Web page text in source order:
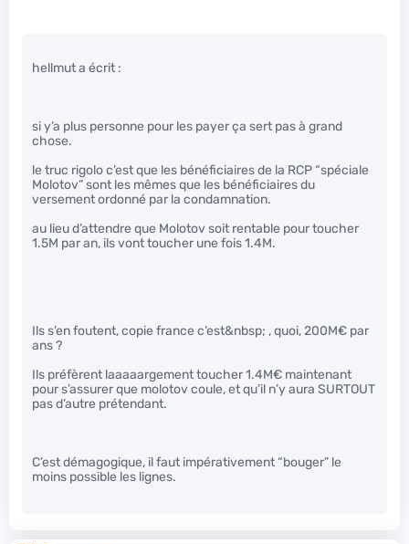
hellmut a écrit :
si y’a plus personne pour les payer ça sert pas à grand
chose.
le truc rigolo c’est que les bénéficiaires de la RCP “spéciale
Molotov” sont les mêmes que les bénéficiaires du
versement ordonné par la condamnation.
au lieu d’attendre que Molotov soit rentable pour toucher
1.5M par an, ils vont toucher une fois 1.4M.
Ils s’en foutent, copie france c’est&nbsp; , quoi, 200M€ par
ans ?
Ils préfèrent laaaaargement toucher 1.4M€ maintenant
pour s’assurer que molotov coule, et qu’il n’y aura SURTOUT
pas d’autre prétendant.
C’est démagogique, il faut impérativement “bouger” le
moins possible les lignes.